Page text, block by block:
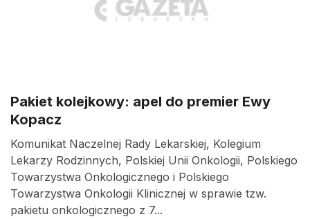
Pakiet kolejkowy: apel do premier Ewy
Kopacz
Komunikat Naczelnej Rady Lekarskiej, Kolegium
Lekarzy Rodzinnych, Polskiej Unii Onkologii, Polskiego
Towarzystwa Onkologicznego i Polskiego
Towarzystwa Onkologii Klinicznej w sprawie tzw.
pakietu onkologicznego z 7...